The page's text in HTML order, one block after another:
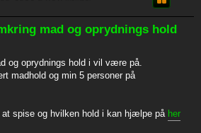
mad og oprydnings hold
og oprydnings hold i vil være på.
madhold og min 5 personer på
spise og hvilken hold i kan hjælpe på her